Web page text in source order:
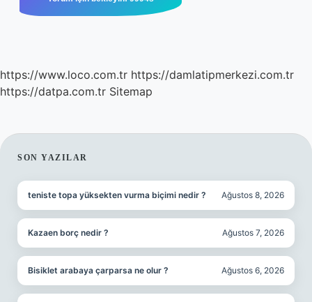
https://www.loco.com.tr https://damlatipmerkezi.com.tr
https://datpa.com.tr Sitemap
SIDEBAR
SON YAZILAR
teniste topa yüksekten vurma biçimi nedir ? Ağustos 8, 2026
Kazaen borç nedir ? Ağustos 7, 2026
Bisiklet arabaya çarparsa ne olur ? Ağustos 6, 2026